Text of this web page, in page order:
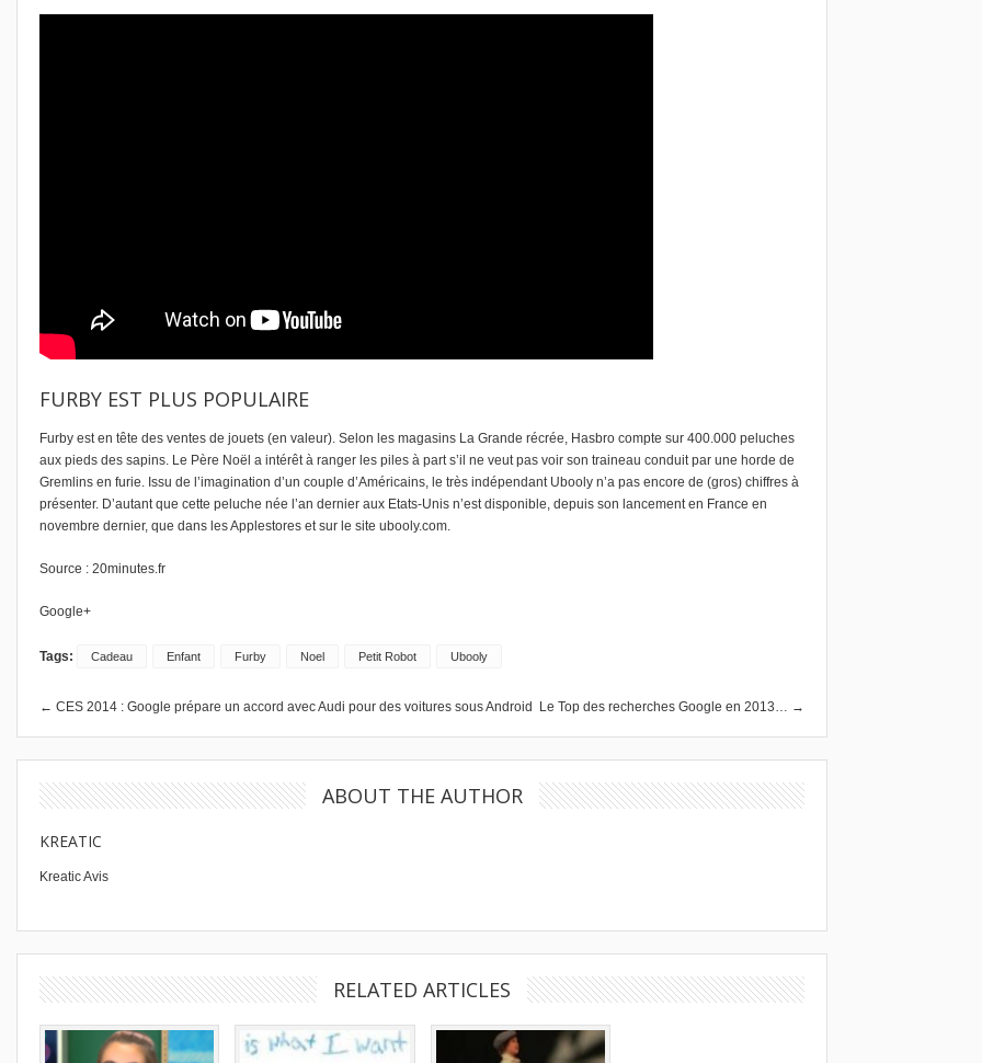
FURBY EST PLUS POPULAIRE
Furby est en tête des ventes de jouets (en valeur). Selon les magasins La Grande récrée, Hasbro compte sur 400.000 peluches
aux pieds des sapins. Le Père Noël a intérêt à ranger les piles à part s’il ne veut pas voir son traineau conduit par une horde de
Gremlins en furie. Issu de l’imagination d’un couple d’Américains, le très indépendant Ubooly n’a pas encore de (gros) chiffres à
présenter. D’autant que cette peluche née l’an dernier aux Etats-Unis n’est disponible, depuis son lancement en France en
novembre dernier, que dans les Applestores et sur le site ubooly.com.
Source : 20minutes.fr
Google+
Tags: Cadeau Enfant Furby Noel Petit Robot Ubooly
← CES 2014 : Google prépare un accord avec Audi pour des voitures sous Android Le Top des recherches Google en 2013… →
ABOUT THE AUTHOR
KREATIC
Kreatic Avis
RELATED ARTICLES